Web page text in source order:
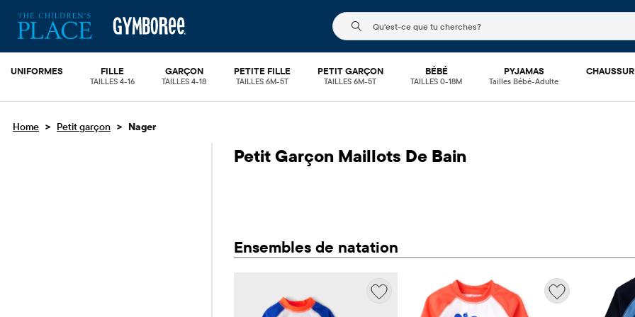
Le champ de recherche ci-dessous filtre les
UNIFORMES FILLE
TAILLES 4-16
GARÇON
TAILLES 4-18
PETITE FILLE
TAILLES 6M-5T
PETIT GARÇON
TAILLES 6M-5T
BÉBÉ
TAILLES 0-18M
PYJAMAS
Tailles Bébé-Adulte
Home > Petit garçon > Nager
Petit Garçon Maillots De Bain
Ensembles de natation